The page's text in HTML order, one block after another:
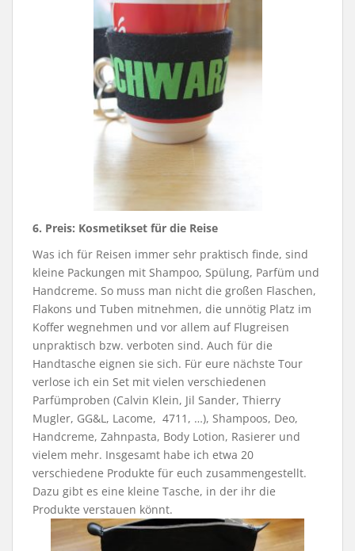
6. Preis: Kosmetikset für die Reise
Was ich für Reisen immer sehr praktisch finde, sind
kleine Packungen mit Shampoo, Spülung, Parfüm und
Handcreme. So muss man nicht die großen Flaschen,
Flakons und Tuben mitnehmen, die unnötig Platz im
Koffer wegnehmen und vor allem auf Flugreisen
unpraktisch bzw. verboten sind. Auch für die
Handtasche eignen sie sich. Für eure nächste Tour
verlose ich ein Set mit vielen verschiedenen
Parfümproben (Calvin Klein, Jil Sander, Thierry
Mugler, GG&L, Lacome, 4711, …), Shampoos, Deo,
Handcreme, Zahnpasta, Body Lotion, Rasierer und
vielem mehr. Insgesamt habe ich etwa 20
verschiedene Produkte für euch zusammengestellt.
Dazu gibt es eine kleine Tasche, in der ihr die
Produkte verstauen könnt.